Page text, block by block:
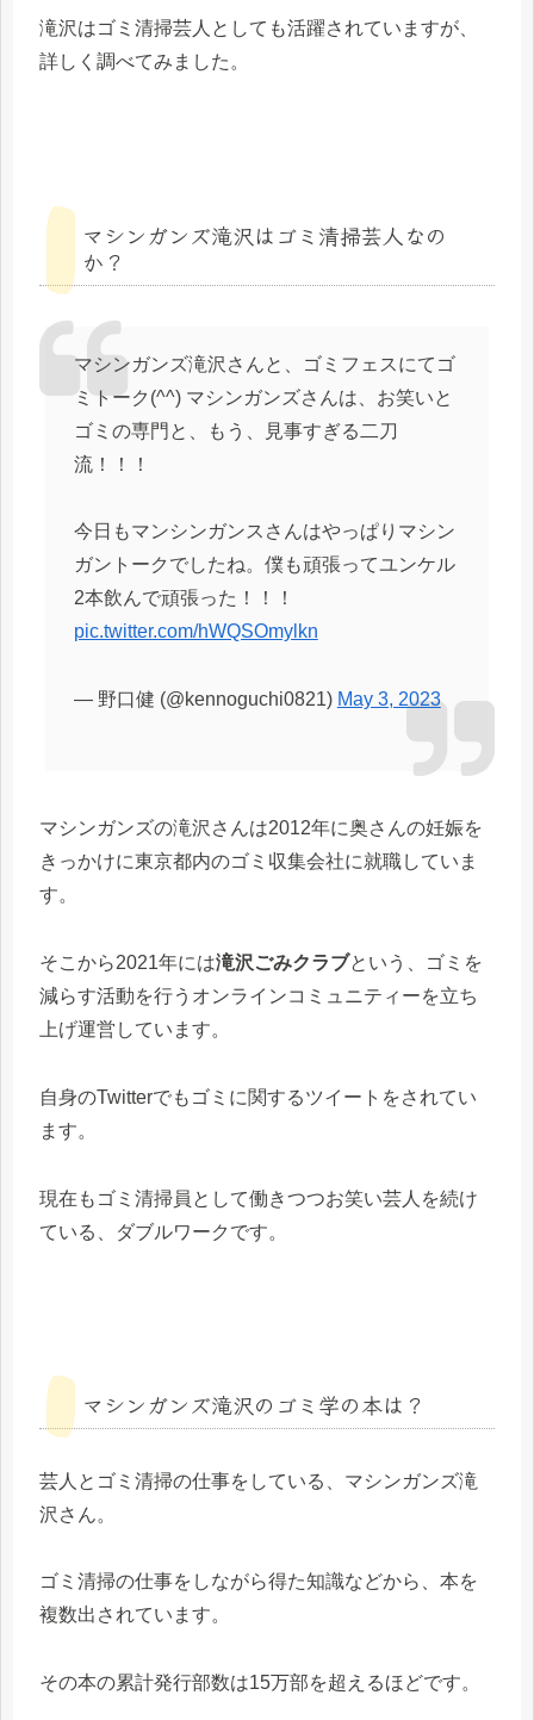
滝沢はゴミ清掃芸人としても活躍されていますが、
詳しく調べてみました。
マシンガンズ滝沢はゴミ清掃芸人なの
か？
マシンガンズ滝沢さんと、ゴミフェスにてゴ
ミトーク(^^) マシンガンズさんは、お笑いと
ゴミの専門と、もう、見事すぎる二刀
流！！！
今日もマンシンガンスさんはやっぱりマシン
ガントークでしたね。僕も頑張ってユンケル
2本飲んで頑張った！！！
pic.twitter.com/hWQSOmylkn
— 野口健 (@kennoguchi0821) May 3, 2023
マシンガンズの滝沢さんは2012年に奥さんの妊娠を
きっかけに東京都内のゴミ収集会社に就職していま
す。
そこから2021年には滝沢ごみクラブという、ゴミを
減らす活動を行うオンラインコミュニティーを立ち
上げ運営しています。
自身のTwitterでもゴミに関するツイートをされてい
ます。
現在もゴミ清掃員として働きつつお笑い芸人を続け
ている、ダブルワークです。
マシンガンズ滝沢のゴミ学の本は？
芸人とゴミ清掃の仕事をしている、マシンガンズ滝
沢さん。
ゴミ清掃の仕事をしながら得た知識などから、本を
複数出されています。
その本の累計発行部数は15万部を超えるほどです。